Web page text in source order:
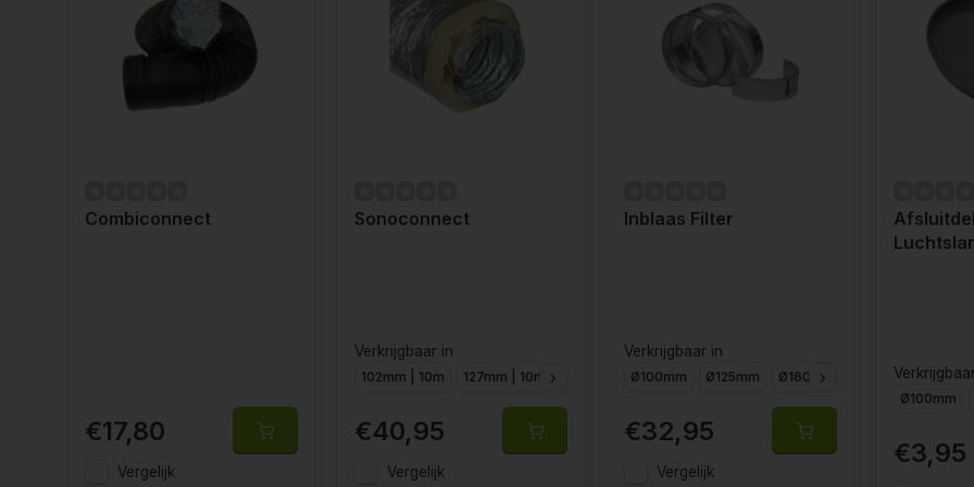
Combiconnect
€17,80
Vergelijk
Sonoconnect
Verkrijgbaar in
102mm | 10m 127mm | 10m 152mm | 10m 160mm | 10m 203mm | 10m 254mm | 10m
€40,95
Vergelijk
Inblaas Filter
Verkrijgbaar in
Ø100mm Ø125mm Ø160mm Ø200mm
€32,95
Vergelijk
Ø100mm
€3,95